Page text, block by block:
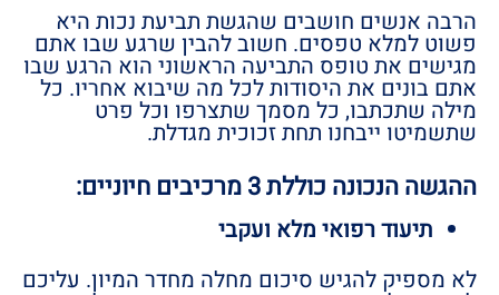
הרבה אנשים חושבים שהגשת תביעת נכות היא
פשוט למלא טפסים. חשוב להבין שרגע שבו אתם
מגישים את טופס התביעה הראשוני הוא הרגע שבו
אתם בונים את היסודות לכל מה שיבוא אחריו. כל
מילה שתכתבו, כל מסמך שתצרפו וכל פרט
שתשמיטו ייבחנו תחת זכוכית מגדלת.
ההגשה הנכונה כוללת 3 מרכיבים חיוניים:
תיעוד רפואי מלא ועקבי
לא מספיק להגיש סיכום מחלה מחדר המיון. עליכם